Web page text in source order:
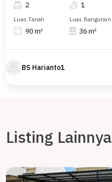
2 1
Luas Tanah
90 m²
Luas Bangunan
36 m²
BS Harianto1
Listing Lainnya